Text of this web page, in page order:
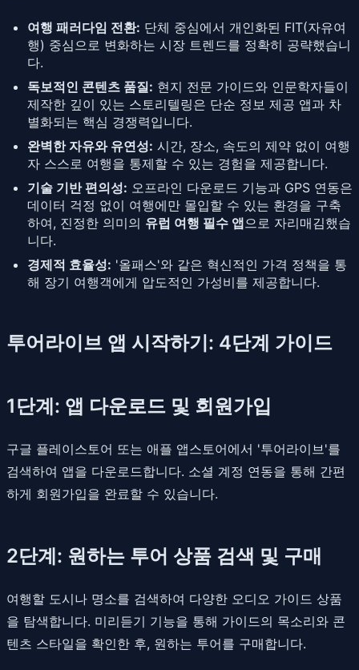
여행 패러다임 전환: 단체 중심에서 개인화된 FIT(자유여
행) 중심으로 변화하는 시장 트렌드를 정확히 공략했습니
다.
독보적인 콘텐츠 품질: 현지 전문 가이드와 인문학자들이
제작한 깊이 있는 스토리텔링은 단순 정보 제공 앱과 차
별화되는 핵심 경쟁력입니다.
완벽한 자유와 유연성: 시간, 장소, 속도의 제약 없이 여행
자 스스로 여행을 통제할 수 있는 경험을 제공합니다.
기술 기반 편의성: 오프라인 다운로드 기능과 GPS 연동은
데이터 걱정 없이 여행에만 몰입할 수 있는 환경을 구축
하여, 진정한 의미의 유럽 여행 필수 앱으로 자리매김했습
니다.
경제적 효율성: '올패스'와 같은 혁신적인 가격 정책을 통
해 장기 여행객에게 압도적인 가성비를 제공합니다.
투어라이브 앱 시작하기: 4단계 가이드
1단계: 앱 다운로드 및 회원가입
구글 플레이스토어 또는 애플 앱스토어에서 '투어라이브'를
검색하여 앱을 다운로드합니다. 소셜 계정 연동을 통해 간편
하게 회원가입을 완료할 수 있습니다.
2단계: 원하는 투어 상품 검색 및 구매
여행할 도시나 명소를 검색하여 다양한 오디오 가이드 상품
을 탐색합니다. 미리듣기 기능을 통해 가이드의 목소리와 콘
텐츠 스타일을 확인한 후, 원하는 투어를 구매합니다.